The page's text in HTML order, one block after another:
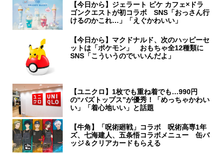
【今日から】ジェラート ピケ カフェ×ドラ
ゴンクエストが初コラボ SNS「おっさん行
けるのかこれ…」「えぐかわいい」
【今日から】マクドナルド、次のハッピーセ
ットは「ポケモン」 おもちゃ全12種類に
SNS「こういうのでいいんだよ」
【ユニクロ】1枚でも重ね着でも…990円
の“バズトップス”が優秀！「めっちゃかわい
い」「着心地いい」と話題
【牛角】「呪術廻戦」コラボ 呪術高専1年
ズ、七海建人、五条悟コラボメニュー 缶バ
ッジ＆クリアカードもらえる